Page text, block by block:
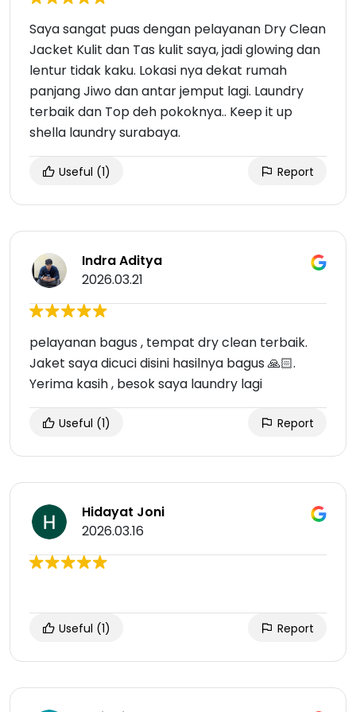
Saya sangat puas dengan pelayanan Dry Clean
Jacket Kulit dan Tas kulit saya, jadi glowing dan
lentur tidak kaku. Lokasi nya dekat rumah
panjang Jiwo dan antar jemput lagi. Laundry
terbaik dan Top deh pokoknya.. Keep it up
shella laundry surabaya.
Useful (1) Report
Indra Aditya
2026.03.21
pelayanan bagus , tempat dry clean terbaik.
Jaket saya dicuci disini hasilnya bagus 🙏🏻.
Yerima kasih , besok saya laundry lagi
Useful (1) Report
Hidayat Joni
2026.03.16
Useful (1) Report